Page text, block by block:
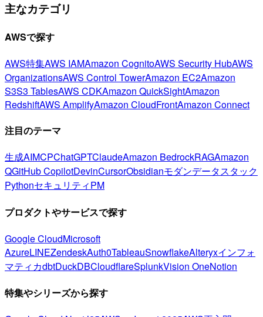
主なカテゴリ
AWSで探す
AWS特集AWS IAMAmazon CognitoAWS Security HubAWS
OrganizationsAWS Control TowerAmazon EC2Amazon
S3S3 TablesAWS CDKAmazon QuickSightAmazon
RedshiftAWS AmplifyAmazon CloudFrontAmazon Connect
注目のテーマ
生成AIMCPChatGPTClaudeAmazon BedrockRAGAmazon
QGitHub CopilotDevinCursorObsidianモダンデータスタック
PythonセキュリティPM
プロダクトやサービスで探す
Google CloudMicrosoft
AzureLINEZendeskAuth0TableauSnowflakeAlteryxインフォ
マティカdbtDuckDBCloudflareSplunkVision OneNotion
特集やシリーズから探す